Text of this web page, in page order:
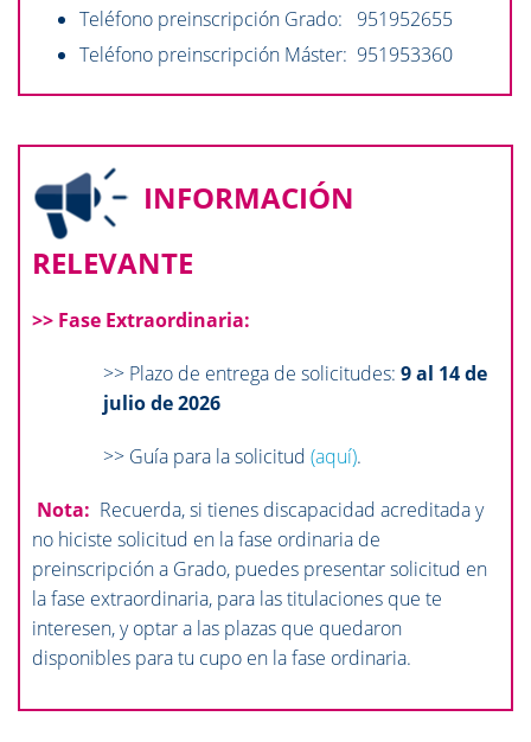
Teléfono preinscripción Grado: 951952655
Teléfono preinscripción Máster: 951953360
INFORMACIÓN
RELEVANTE
>> Fase Extraordinaria:
>> Plazo de entrega de solicitudes: 9 al 14 de
julio de 2026
>> Guía para la solicitud (aquí).
Nota: Recuerda, si tienes discapacidad acreditada y
no hiciste solicitud en la fase ordinaria de
preinscripción a Grado, puedes presentar solicitud en
la fase extraordinaria, para las titulaciones que te
interesen, y optar a las plazas que quedaron
disponibles para tu cupo en la fase ordinaria.